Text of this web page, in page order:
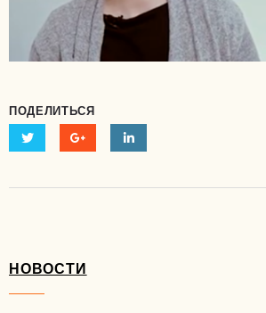
ПОДЕЛИТЬСЯ
НОВОСТИ